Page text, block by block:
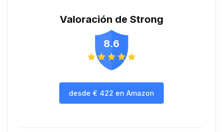
Valoración de Strong
8.6
desde € 422 en Amazon